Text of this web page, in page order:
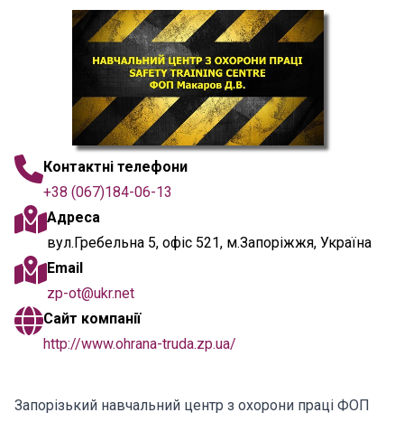
Контактні телефони
+38 (067)184-06-13
Адреса
вул.Гребельна 5, офіс 521, м.Запоріжжя, Україна
Email
zp-ot@ukr.net
Сайт компанії
http://www.ohrana-truda.zp.ua/
Запорізький навчальний центр з охорони праці ФОП